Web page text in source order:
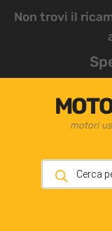
Non trovi il
motori